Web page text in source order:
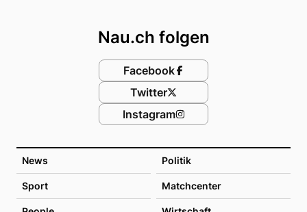
News Politik
Sport Matchcenter
Nau.ch folgen
Facebook
Twitter
Instagram